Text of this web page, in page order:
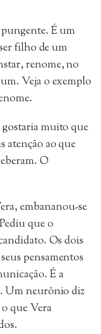
É um
filho de um
renome, no
Veja o exemplo
gostaria muito que
atenção ao que
O
embananou-se
que o
Os dois
pensamentos
É a
Um neurônio diz
que Vera